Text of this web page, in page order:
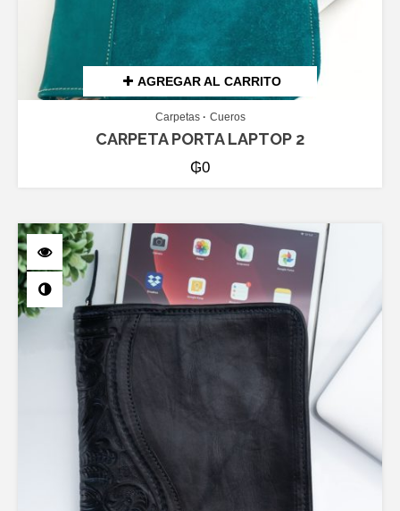
AGREGAR AL CARRITO
Carpetas Cueros
CARPETA PORTA LAPTOP 2
₲0